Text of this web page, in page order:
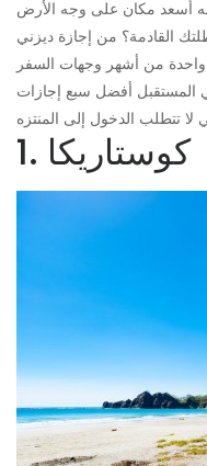
القادمة؟ من إجازة ديزني
من أشهر وجهات السفر
المستقبل أفضل سبع إجازات
1. كوستاريكا